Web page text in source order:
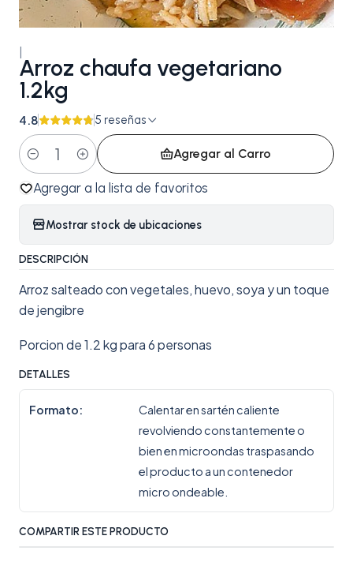
Arroz chaufa vegetariano
1.2kg
4.8 5 reseñas
Cantidad
Agregar al Carro
Agregar a la lista de favoritos
Mostrar stock de ubicaciones
DESCRIPCIÓN
Arroz salteado con vegetales, huevo, soya y un toque
de jengibre
Porcion de 1.2 kg para 6 personas
DETALLES
Formato:
Calentar en sartén caliente
revolviendo constantemente o
bien en microondas traspasando
el producto a un contenedor
micro ondeable.
COMPARTIR ESTE PRODUCTO